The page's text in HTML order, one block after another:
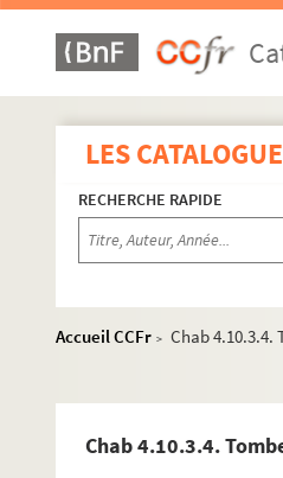
LES
RECHERCHE RAPIDE
Accueil CCFr > Chab 4.10.3.4.
Chab 4.10.3.4.